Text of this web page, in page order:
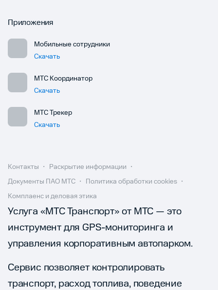
Приложения
Мобильные сотрудники
Скачать
МТС Координатор
Скачать
МТС Трекер
Скачать
Контакты
Раскрытие информации
Документы ПАО МТС
Политика обработки cookies
Комплаенс и деловая этика
Услуга «МТС Транспорт» от МТС — это
инструмент для GPS-мониторинга и
управления корпоративным автопарком.
Сервис позволяет контролировать
транспорт, расход топлива, поведение